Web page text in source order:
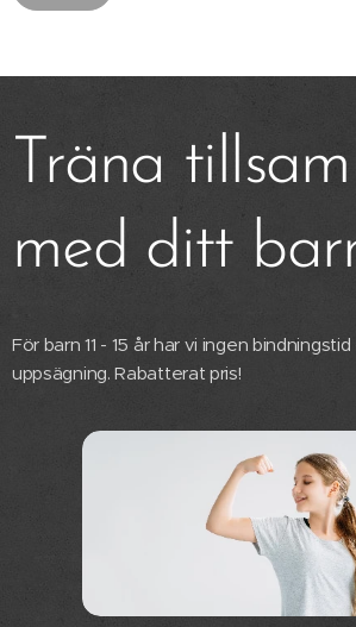
Träna
med ditt
För barn 11 - 15 år har vi ingen
uppsägning. Rabatterat pris!